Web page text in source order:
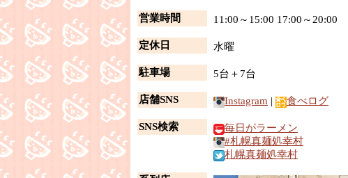
営業時間 11:00～15:00 17:00～20:00
定休日 水曜
駐車場 5台＋7台
店舗SNS Instagram | 食べログ
SNS検索
毎日がラーメン
#札幌真麺処幸村
札幌真麺処幸村